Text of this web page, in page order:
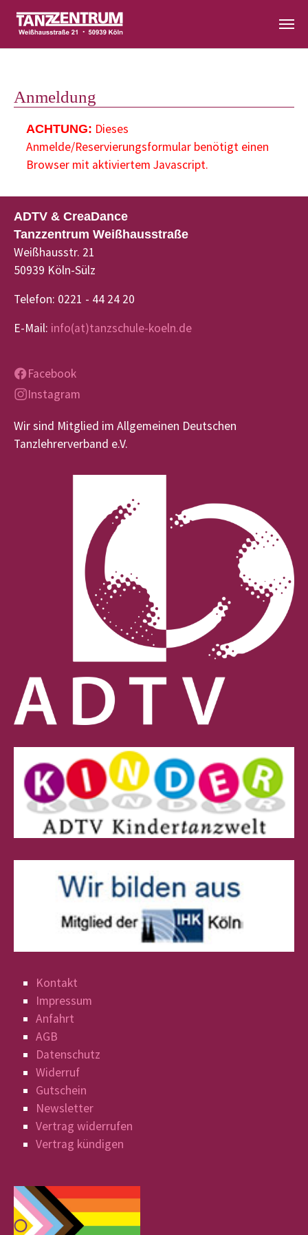
Anmeldung
ACHTUNG: Dieses
Anmelde/Reservierungsformular benötigt einen
Browser mit aktiviertem Javascript.
ADTV & CreaDance
Tanzzentrum Weißhausstraße
Weißhausstr. 21
50939 Köln-Sülz
Telefon: 0221 - 44 24 20
E-Mail: info(at)tanzschule-koeln.de
Facebook
Instagram
Wir sind Mitglied im Allgemeinen Deutschen
Tanzlehrerverband e.V.
Kontakt
Impressum
Anfahrt
AGB
Datenschutz
Widerruf
Gutschein
Newsletter
Vertrag widerrufen
Vertrag kündigen